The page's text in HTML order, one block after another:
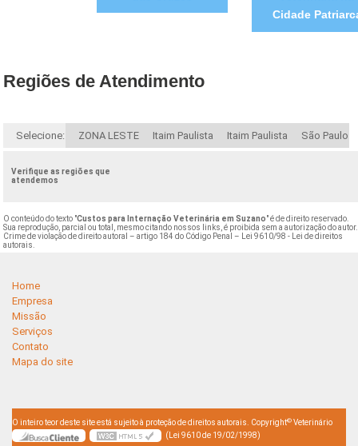
Cidade
Regiões de Atendimento
Selecione: ZONA LESTE Itaim Paulista Itaim Paulista São Paulo
Verifique as regiões que
atendemos
O conteúdo do texto "Custos para Internação Veterinária em Suzano" é de direito reservado.
Sua reprodução, parcial ou total, mesmo citando nossos links, é proibida sem a autorização do autor.
Crime de violação de direito autoral – artigo 184 do Código Penal –
Lei 9610/98 - Lei de direitos
autorais
Home
Empresa
Missão
Serviços
Contato
Mapa do site
O inteiro teor deste site está sujeito à proteção de direitos autorais. Copyright© Veterinário
(Lei 9610 de 19/02/1998)